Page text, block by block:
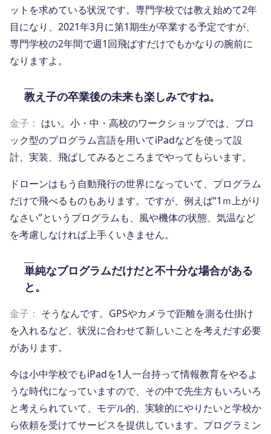
ットを求めている状況です。専門学校では教え始めて2年
目になり、2021年3月に第1期生が卒業する予定ですが、
専門学校の2年間で週1回飛ばすだけでもかなりの腕前に
なりますよ。
教え子の卒業後の未来も楽しみですね。
金子： はい。小・中・高校のワークショップでは、ブロ
ック型のプログラム言語を用いてiPadなどを使って設
計、実装、飛ばしてみるところまでやってもらいます。
ドローンはもう自動飛行の世界になっていて、プログラム
だけで飛べるものもあります。ですが、例えば“1ｍ上がり
なさい”というプログラムも、風や機体の状態、気温など
を考慮しなければ上手くいきません。
単純なプログラムだけだと不十分な場合がある
と。
金子： そうなんです。GPSやカメラで距離を測る仕掛け
を入れるなど、状況に合わせて新しいことを考えだす必要
があります。
今は小中学校でもiPadを1人一台持って情報教育をやるよ
うな時代になっていますので、その中で先生方もいろいろ
と考えられていて、モデル的、実験的にやりたいと学校か
ら依頼を受けてサービスを提供しています。プログラミン